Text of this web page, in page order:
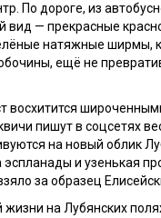
По дороге, из
вид — прекрасные
натяжные ширмы,
ещё не
восхитится
пишут в соцсетях
на новый облик
и узенькая
за образец
жизни на Лубянских